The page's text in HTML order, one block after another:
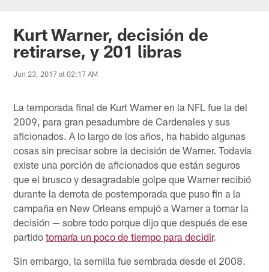
Arizona Cardinals Home: The
Kurt Warner, decisión de
retirarse, y 201 libras
Jun 23, 2017 at 02:17 AM
La temporada final de Kurt Warner en la NFL fue la del
2009, para gran pesadumbre de Cardenales y sus
aficionados. A lo largo de los años, ha habido algunas
cosas sin precisar sobre la decisión de Warner. Todavía
existe una porción de aficionados que están seguros
que el brusco y desagradable golpe que Warner recibió
durante la derrota de postemporada que puso fin a la
campaña en New Orleans empujó a Warner a tomar la
decisión — sobre todo porque dijo que después de ese
partidotomaría un poco de tiempo para decidir.
Sin embargo, la semilla fue sembrada desde el 2008.